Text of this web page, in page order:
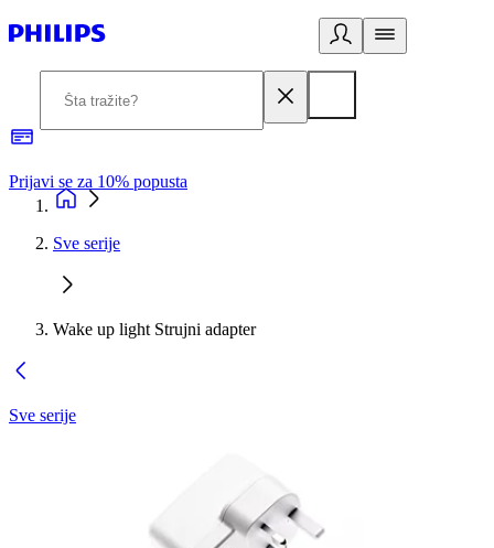
Prijavi se za 10% popusta
Sve serije
Wake up light Strujni adapter
Sve serije